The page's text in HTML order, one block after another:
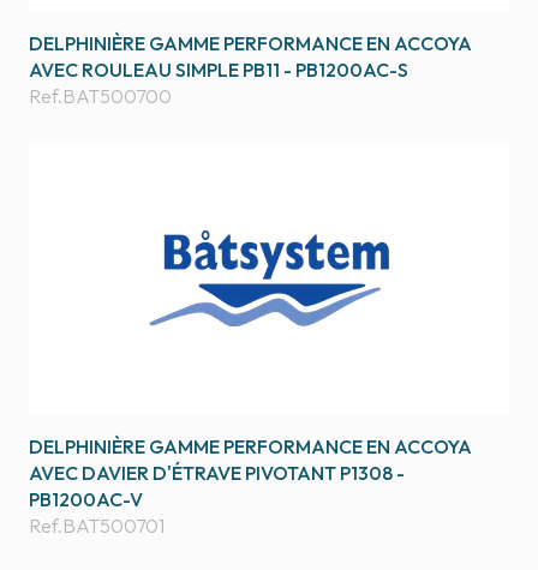
DELPHINIÈRE GAMME PERFORMANCE EN ACCOYA
AVEC ROULEAU SIMPLE PB11 - PB1200AC-S
Ref.BAT500700
DELPHINIÈRE GAMME PERFORMANCE EN ACCOYA
AVEC DAVIER D'ÉTRAVE PIVOTANT P1308 -
PB1200AC-V
Ref.BAT500701